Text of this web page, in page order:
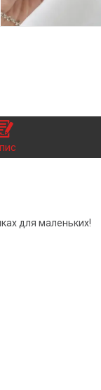
для маленьких!